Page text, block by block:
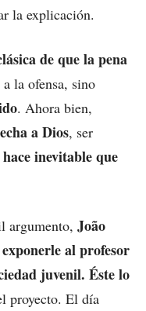
la explicación.
de que la pena
la ofensa, sino
. Ahora bien,
a Dios, ser
hace inevitable que
argumento, João
al profesor
juvenil. Éste lo
proyecto. El día